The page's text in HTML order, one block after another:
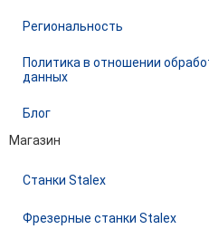
Региональность
Политика в отношении
данных
Блог
Магазин
Станки Stalex
Фрезерные станки Stalex